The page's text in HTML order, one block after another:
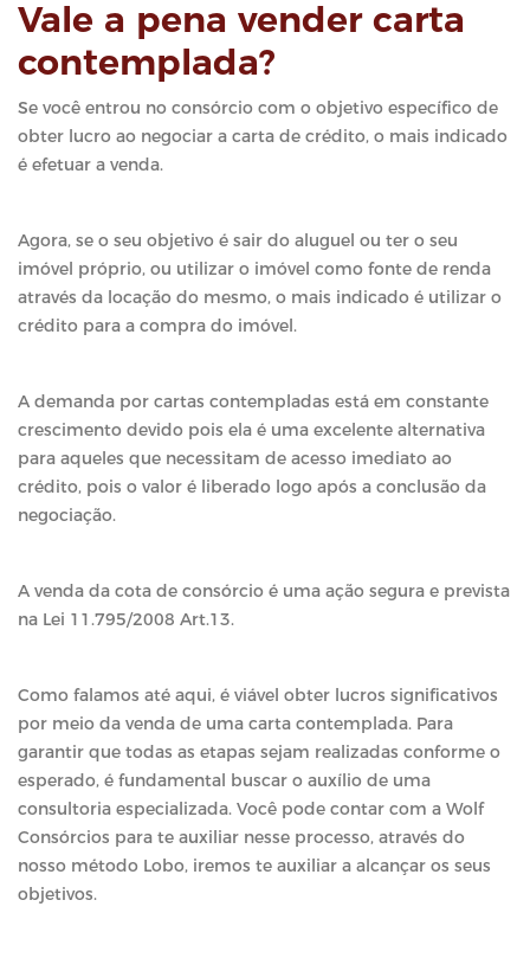
Vale a pena vender carta
contemplada?
Se você entrou no consórcio com o objetivo específico de
obter lucro ao negociar a carta de crédito, o mais indicado
é efetuar a venda.
Agora, se o seu objetivo é sair do aluguel ou ter o seu
imóvel próprio, ou utilizar o imóvel como fonte de renda
através da locação do mesmo, o mais indicado é utilizar o
crédito para a compra do imóvel.
A demanda por cartas contempladas está em constante
crescimento devido pois ela é uma excelente alternativa
para aqueles que necessitam de acesso imediato ao
crédito, pois o valor é liberado logo após a conclusão da
negociação.
A venda da cota de consórcio é uma ação segura e prevista
na Lei 11.795/2008 Art.13.
Como falamos até aqui, é viável obter lucros significativos
por meio da venda de uma carta contemplada. Para
garantir que todas as etapas sejam realizadas conforme o
esperado, é fundamental buscar o auxílio de uma
consultoria especializada. Você pode contar com a Wolf
Consórcios para te auxiliar nesse processo, através do
nosso método Lobo, iremos te auxiliar a alcançar os seus
objetivos.